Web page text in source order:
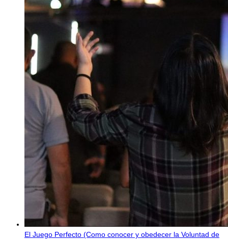
El Juego Perfecto (Como conocer y obedecer la Voluntad de